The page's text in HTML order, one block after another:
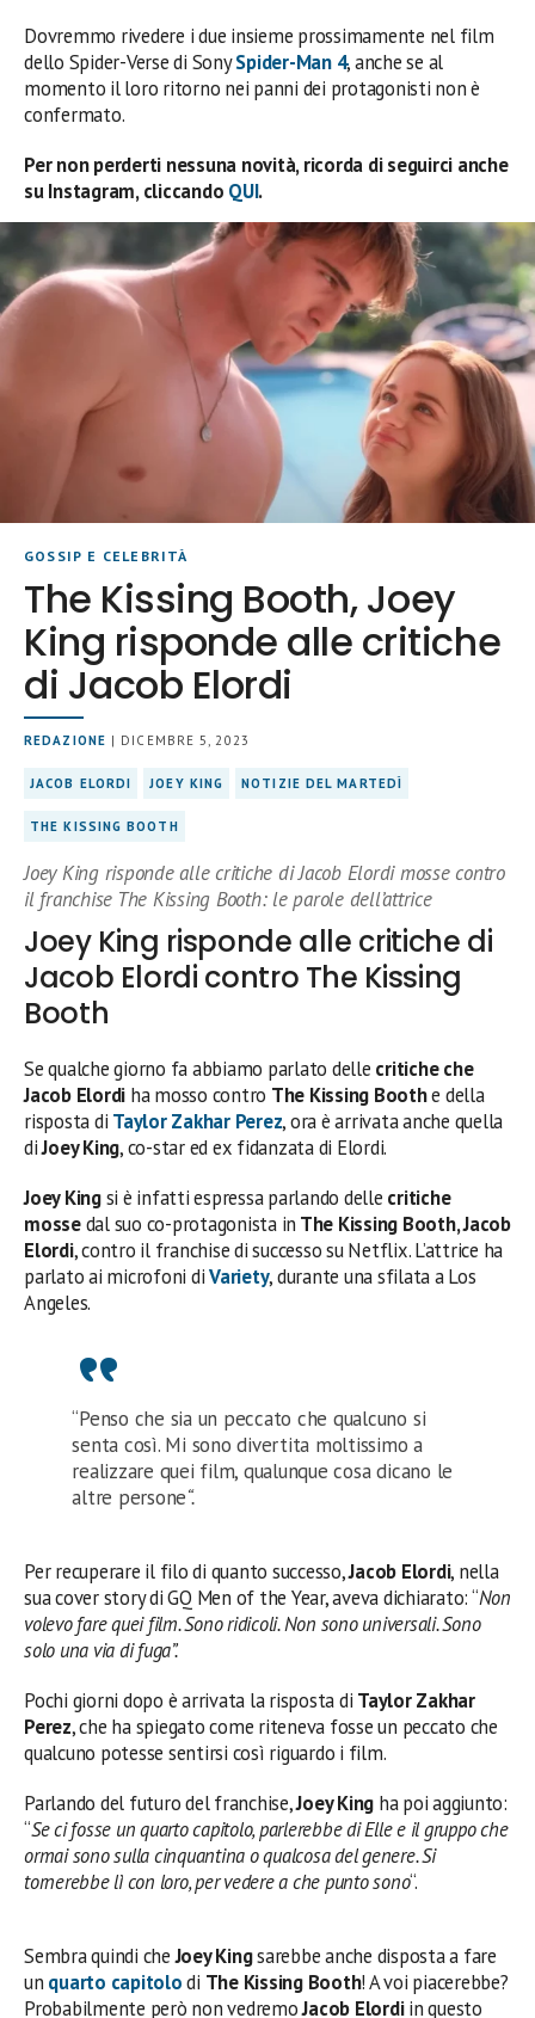
Dovremmo rivedere i due insieme prossimamente nel film
dello Spider-Verse di SonySpider-Man 4, anche se al
momento il loro ritorno nei panni dei protagonisti non è
confermato.
Per non perderti nessuna novità, ricorda di seguirci anche
su Instagram, cliccando QUI.
GOSSIP E CELEBRITÀ
The Kissing Booth, Joey
King risponde alle critiche
di Jacob Elordi
REDAZIONE | DICEMBRE 5, 2023
JACOB ELORDI JOEY KING NOTIZIE DEL MARTEDÌ
THE KISSING BOOTH
Joey King risponde alle critiche di Jacob Elordi mosse contro
il franchise The Kissing Booth: le parole dell’attrice
Joey King risponde alle critiche di
Jacob Elordi contro The Kissing
Booth
Se qualche giorno fa abbiamo parlato delle critiche che
Jacob Elordi ha mosso contro The Kissing Boothe della
risposta di Taylor Zakhar Perez, ora è arrivata anche quella
diJoey King, co-star ed ex fidanzata di Elordi.
Joey Kingsi è infatti espressa parlando delle critiche
mossedal suo co-protagonista in The Kissing Booth, Jacob
Elordi, contro il franchise di successo su Netflix. L’attrice ha
parlato ai microfoni diVariety, durante una sfilata a Los
Angeles.
“Penso che sia un peccato che qualcuno si
senta così. Mi sono divertita moltissimo a
realizzare quei film, qualunque cosa dicano le
altre persone“.
Per recuperare il filo di quanto successo,Jacob Elordi, nella
sua cover story di GQ Men of the Year, aveva dichiarato: “Non
volevo fare quei film. Sono ridicoli. Non sono universali. Sono
solo una via di fuga”.
Pochi giorni dopo è arrivata la risposta di Taylor Zakhar
Perez, che ha spiegato come riteneva fosse un peccato che
qualcuno potesse sentirsi così riguardo i film.
Parlando del futuro del franchise,Joey King ha poi aggiunto:
“Se ci fosse un quarto capitolo, parlerebbe di Elle e il gruppo che
ormai sono sulla cinquantina o qualcosa del genere. Si
tornerebbe lì con loro, per vederea che punto sono“.
Sembra quindi cheJoey Kingsarebbe anche disposta a fare
un quarto capitolodi The Kissing Booth! A voi piacerebbe?
Probabilmente però non vedremoJacob Elordiin questo